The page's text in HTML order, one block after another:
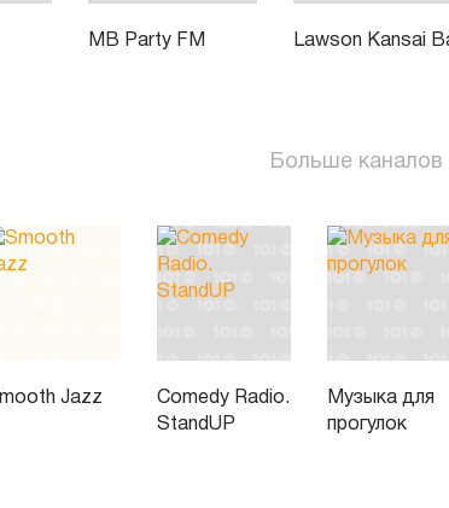
MB Party FM Lawson Kansai
Больше каналов
Jazz
Comedy Radio.
StandUP
Музыка для
прогулок